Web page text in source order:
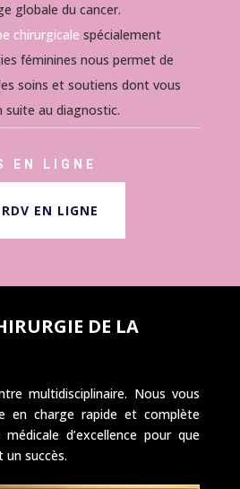
globale du cancer.
chirurgicale spécialement
féminines nous permet de
soins et soutiens dont vous
suite au diagnostic.
EN LIGNE
EN LIGNE
DE LA
multidisciplinaire. Nous vous
en charge rapide et complète
d’excellence pour que
succès.